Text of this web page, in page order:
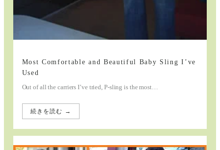
Most Comfortable and Beautiful Baby Sling I’ve
Used
Out of all the carriers I’ve tried, P-sling is the most…
続きを読む →
:
Comfortable
and
Beautiful